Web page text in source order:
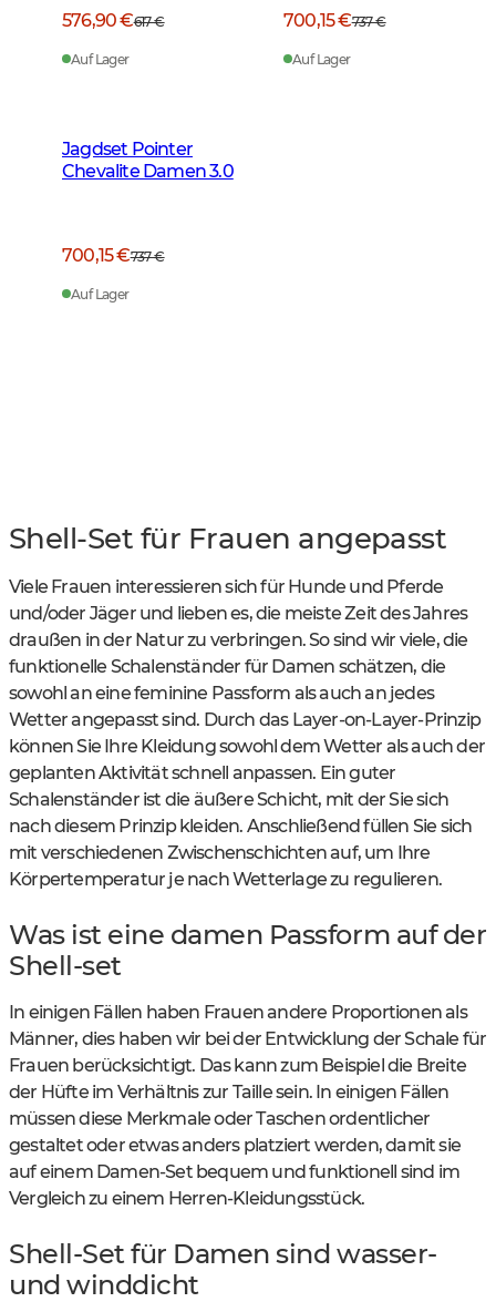
576,90 €617 €
Auf Lager
700,15 €737 €
Auf Lager
Jagdset Pointer
Chevalite Damen 3.0
700,15 €737 €
Auf Lager
Shell-Set für Frauen angepasst
Viele Frauen interessieren sich für Hunde und Pferde
und/oder Jäger und lieben es, die meiste Zeit des Jahres
draußen in der Natur zu verbringen. So sind wir viele, die
funktionelle Schalenständer für Damen schätzen, die
sowohl an eine feminine Passform als auch an jedes
Wetter angepasst sind. Durch das Layer-on-Layer-Prinzip
können Sie Ihre Kleidung sowohl dem Wetter als auch der
geplanten Aktivität schnell anpassen. Ein guter
Schalenständer ist die äußere Schicht, mit der Sie sich
nach diesem Prinzip kleiden. Anschließend füllen Sie sich
mit verschiedenen Zwischenschichten auf, um Ihre
Körpertemperatur je nach Wetterlage zu regulieren.
Was ist eine damen Passform auf der
Shell-set
In einigen Fällen haben Frauen andere Proportionen als
Männer, dies haben wir bei der Entwicklung der Schale für
Frauen berücksichtigt. Das kann zum Beispiel die Breite
der Hüfte im Verhältnis zur Taille sein. In einigen Fällen
müssen diese Merkmale oder Taschen ordentlicher
gestaltet oder etwas anders platziert werden, damit sie
auf einem Damen-Set bequem und funktionell sind im
Vergleich zu einem Herren-Kleidungsstück.
Shell-Set für Damen sind wasser-
und winddicht